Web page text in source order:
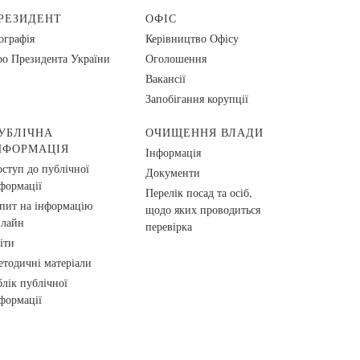
Президента України
ОФІС
Керівництво Офісу
Оголошення
Вакансії
Запобігання корупції
до публічної
на інформацію
матеріали
публічної
ОЧИЩЕННЯ ВЛАДИ
Інформація
Документи
Перелік посад та осіб,
щодо яких проводиться
перевірка